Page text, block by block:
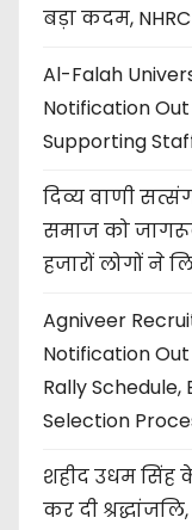
बड़ा कदम,
Al-Falah
Notification
Supporting
दिव्य वाणी
समाज को
हजारों लोगों ने
Agniveer
Notification
Rally
Selection
शहीद उधम सिंह
कर दी